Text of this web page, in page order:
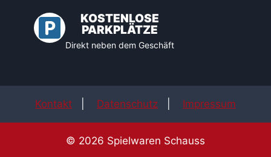
KOSTENLOSE
PARKPLÄTZE
Direkt neben dem Geschäft
Kontakt Datenschutz Impressum
© 2026 Spielwaren Schauss